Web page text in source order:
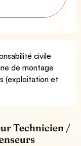
civile
de montage
(exploitation et
Technicien /